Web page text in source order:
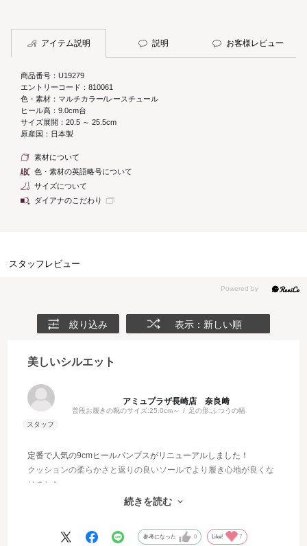
アイテム説明 説明 お客様レビュー
商品番号：U19279
エントリーコード：810061
色・素材：マルチカラー/レースチュール
ヒール高：9.0cm台
サイズ展開：20.5 ～ 25.5cm
原産国：日本製
素材について
色・素材の英語略号について
サイズについて
ダイアナのこだわり
スタッフレビュー
絞り込み 表示：新しい順
美しいシルエット
アミュプラザ長崎店 奈良﨑
普段お履きの靴のサイズ:25.0cm～ 足の形:ふつうの幅
定番で人気の9cmヒールパンプスがリニューアルしました！
クッションの柔らかさと返りの良いソールでより履き心地が良くな
りました。
9cmヒールはシルエットをさらに綺麗に見せてくれて、かっこよく
続きを読む
参考になった 0 Like! 7